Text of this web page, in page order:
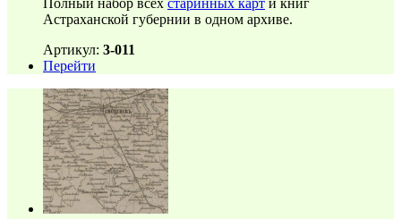
Полный набор всех старинных карт и книг
Астраханской губернии в одном архиве.
Артикул: 3-011
Перейти